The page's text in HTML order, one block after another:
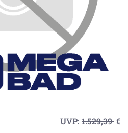
UVP: 1.529,39€